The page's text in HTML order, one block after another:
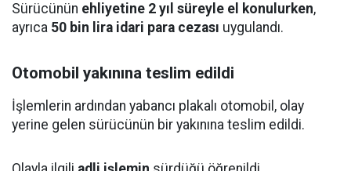
Sürücünün ehliyetine 2 yıl süreyle el konulurken,
ayrıca 50 bin lira idari para cezası uygulandı.
Otomobil yakınına teslim edildi
İşlemlerin ardından yabancı plakalı otomobil, olay
yerine gelen sürücünün bir yakınına teslim edildi.